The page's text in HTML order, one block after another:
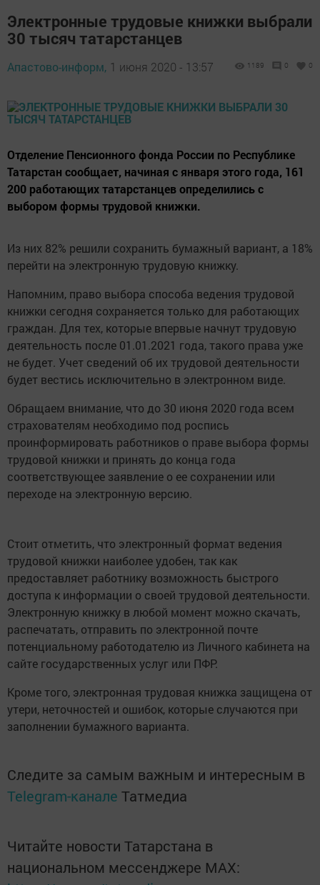
Электронные трудовые книжки выбрали
30 тысяч татарстанцев
Апастово-информ, 1 июня 2020 - 13:57 1189 0 0
Отделение Пенсионного фонда России по Республике
Татарстан сообщает, начиная с января этого года, 161
200 работающих татарстанцев определились с
выбором формы трудовой книжки.
Из них 82% решили сохранить бумажный вариант, а 18%
перейти на электронную трудовую книжку.
Напомним, право выбора способа ведения трудовой
книжки сегодня сохраняется только для работающих
граждан. Для тех, которые впервые начнут трудовую
деятельность после 01.01.2021 года, такого права уже
не будет. Учет сведений об их трудовой деятельности
будет вестись исключительно в электронном виде.
Обращаем внимание, что до 30 июня 2020 года всем
страхователям необходимо под роспись
проинформировать работников о праве выбора формы
трудовой книжки и принять до конца года
соответствующее заявление о ее сохранении или
переходе на электронную версию.
Стоит отметить, что электронный формат ведения
трудовой книжки наиболее удобен, так как
предоставляет работнику возможность быстрого
доступа к информации о своей трудовой деятельности.
Электронную книжку в любой момент можно скачать,
распечатать, отправить по электронной почте
потенциальному работодателю из Личного кабинета на
сайте государственных услуг или ПФР.
Кроме того, электронная трудовая книжка защищена от
утери, неточностей и ошибок, которые случаются при
заполнении бумажного варианта.
Следите за самым важным и интересным в
Telegram-канале Татмедиа
Читайте новости Татарстана в
национальном мессенджере MАХ: